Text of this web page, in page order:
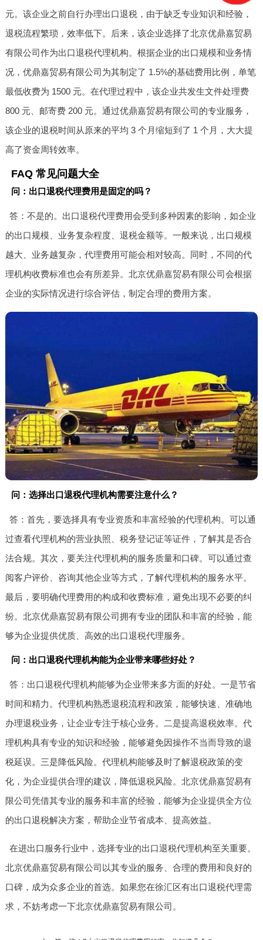
元。该企业之前自行办理出口退税，由于缺乏专业知识和经验，
退税流程繁琐，效率低下。后来，该企业选择了北京优鼎嘉贸易
有限公司作为出口退税代理机构。根据企业的出口规模和业务情
况，优鼎嘉贸易有限公司为其制定了 1.5%的基础费用比例，单笔
最低收费为 1500 元。在代理过程中，该企业共发生文件处理费
800 元、邮寄费 200 元。通过优鼎嘉贸易有限公司的专业服务，
该企业的退税时间从原来的平均 3 个月缩短到了 1 个月，大大提
高了资金周转效率。
FAQ 常见问题大全
问：出口退税代理费用是固定的吗？
答：不是的。出口退税代理费用会受到多种因素的影响，如企业
的出口规模、业务复杂程度、退税金额等。一般来说，出口规模
越大、业务越复杂，代理费用可能会相对较高。同时，不同的代
理机构收费标准也会有所差异。北京优鼎嘉贸易有限公司会根据
企业的实际情况进行综合评估，制定合理的费用方案。
问：选择出口退税代理机构需要注意什么？
答：首先，要选择具有专业资质和丰富经验的代理机构。可以通
过查看代理机构的营业执照、税务登记证等证件，了解其是否合
法合规。其次，要关注代理机构的服务质量和口碑。可以通过查
阅客户评价、咨询其他企业等方式，了解代理机构的服务水平。
最后，要明确代理费用的构成和收费标准，避免出现不必要的纠
纷。北京优鼎嘉贸易有限公司拥有专业的团队和丰富的经验，能
够为企业提供优质、高效的出口退税代理服务。
问：出口退税代理机构能为企业带来哪些好处？
答：出口退税代理机构能够为企业带来多方面的好处。一是节省
时间和精力。代理机构熟悉退税流程和政策，能够快速、准确地
办理退税业务，让企业专注于核心业务。二是提高退税效率。代
理机构具有专业的知识和经验，能够避免因操作不当而导致的退
税延误。三是降低风险。代理机构能够及时了解退税政策的变
化，为企业提供合理的建议，降低退税风险。北京优鼎嘉贸易有
限公司凭借其专业的服务和丰富的经验，能够为企业提供全方位
的出口退税解决方案，帮助企业节省成本、提高效益。
在进出口服务行业中，选择专业的出口退税代理机构至关重要。
北京优鼎嘉贸易有限公司以其专业的服务、合理的费用和良好的
口碑，成为众多企业的首选。如果您在徐汇区有出口退税代理需
求，不妨考虑一下北京优鼎嘉贸易有限公司。